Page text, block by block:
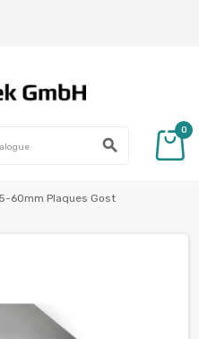
search
0
60mm Plaques Gost